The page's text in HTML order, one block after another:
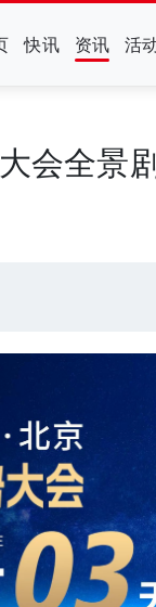
快讯 资讯 活
会全景